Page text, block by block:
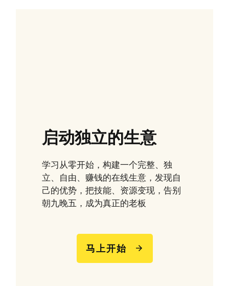
启动独立的生意
学习从零开始，构建一个完整、独
立、自由、赚钱的在线生意，发现自
己的优势，把技能、资源变现，告别
朝九晚五，成为真正的老板
马上开始